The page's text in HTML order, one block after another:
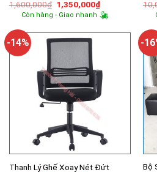
1,600,000₫ Giá
gốc
là:
1,350,000₫Giá
hiện
tại
1,350,000₫.
Còn hàng - Giao nhanh
-14%
Thanh Lý Ghế Xoay Nét Đứt
-
Bộ